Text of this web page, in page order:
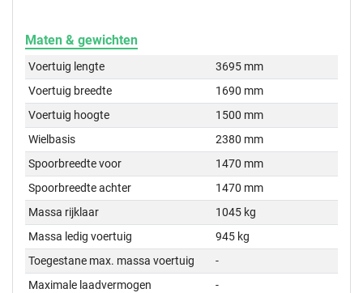
Maten & gewichten
Voertuig lengte
3695 mm
Voertuig breedte
1690 mm
Voertuig hoogte
1500 mm
Wielbasis
2380 mm
Spoorbreedte voor
1470 mm
Spoorbreedte achter
1470 mm
Massa rijklaar
1045 kg
Massa ledig voertuig
945 kg
Toegestane max. massa voertuig
-
Maximale laadvermogen
-